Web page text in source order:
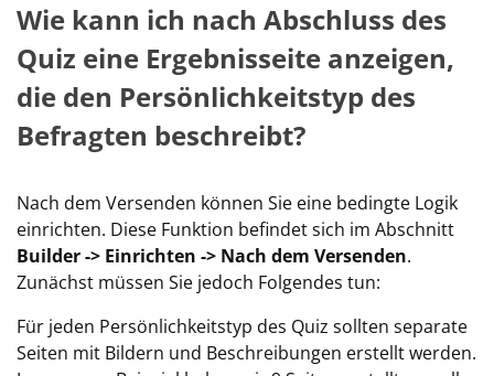
Wie kann ich nach Abschluss des
Quiz eine Ergebnisseite anzeigen,
die den Persönlichkeitstyp des
Befragten beschreibt?
Nach dem Versenden können Sie eine bedingte Logik
einrichten. Diese Funktion befindet sich im Abschnitt
Builder -> Einrichten -> Nach dem Versenden.
Zunächst müssen Sie jedoch Folgendes tun:
Für jeden Persönlichkeitstyp des Quiz sollten separate
Seiten mit Bildern und Beschreibungen erstellt werden.